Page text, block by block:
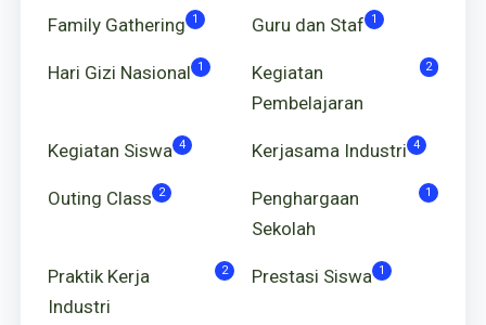
Family Gathering 1 Guru dan Staf 1
Hari Gizi Nasional 1
Kegiatan
Pembelajaran
2
Kegiatan Siswa 4 Kerjasama Industri 4
Outing Class 2
Penghargaan
Sekolah
1
Praktik Kerja
Industri
2 Prestasi Siswa 1